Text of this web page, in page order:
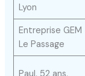
Lyon
Entreprise GEM
Le Passage